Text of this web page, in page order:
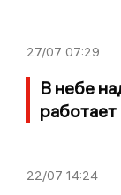
27/07 07:29
В небе
22/07 14:24